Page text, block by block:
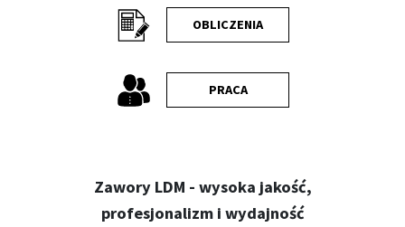
OBLICZENIA
PRACA
Zawory LDM - wysoka jakość,
profesjonalizm i wydajność